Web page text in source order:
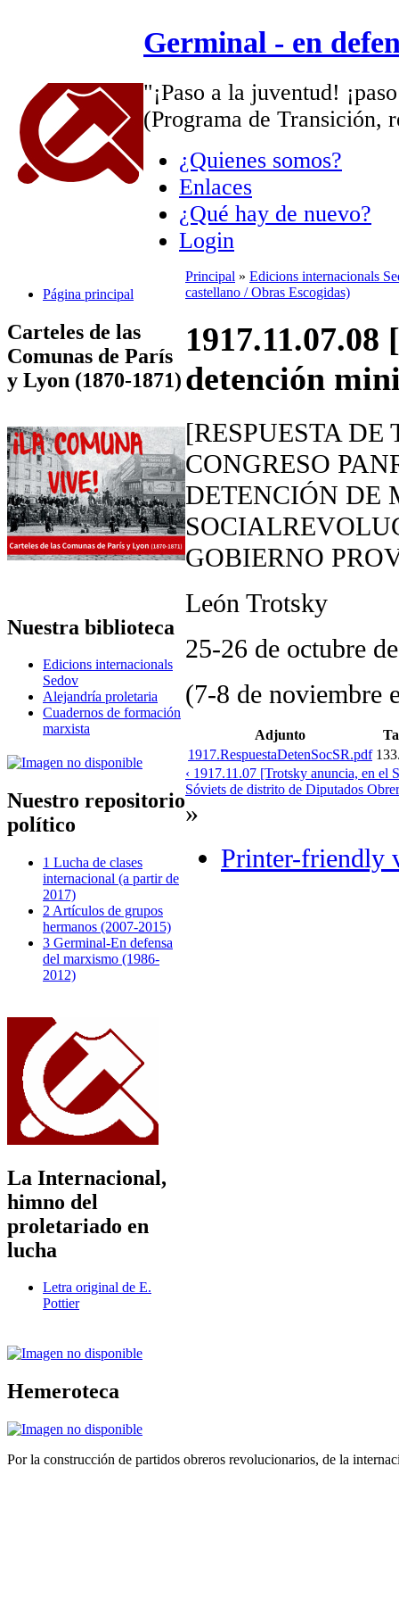
Germinal - en
"¡Paso a la juventud!
(Programa de Transición,
¿Quienes somos?
Enlaces
¿Qué hay de nuevo?
Login
Página principal
Carteles de las
Comunas de París
y Lyon (1870-1871)
Nuestra biblioteca
Edicions internacionals
Sedov
Alejandría proletaria
Cuadernos de formación
marxista
Nuestro repositorio
político
1 Lucha de clases
internacional (a partir de
2017)
2 Artículos de grupos
hermanos (2007-2015)
3 Germinal-En defensa
del marxismo (1986-
2012)
La Internacional,
himno del
proletariado en
lucha
Letra original de E.
Pottier
Hemeroteca
Principal » Edicions internacionals
castellano / Obras Escogidas)
detención
[RESPUESTA
CONGRESO
DETENCIÓN DE
GOBIERNO
León Trotsky
25-26 de octubre
(7-8 de noviembre
Adjunto
1917.RespuestaDetenSocSR.pdf
‹ 1917.11.07 [Trotsky anuncia, en el
Sóviets de distrito de Diputados
»
Printer-friendly
Por la construcción de partidos obreros revolucionarios, de la